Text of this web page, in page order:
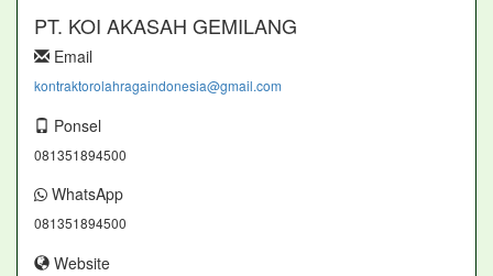
PT. KOI AKASAH GEMILANG
Email
kontraktorolahragaindonesia@gmail.com
Ponsel
081351894500
WhatsApp
081351894500
Website